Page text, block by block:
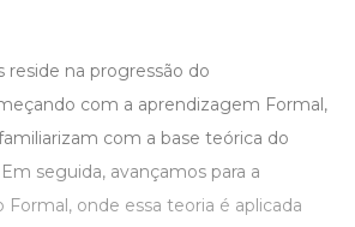
reside na progressão do
com a aprendizagem Formal,
com a base teórica do
seguida, avançamos para a
onde essa teoria é aplicada